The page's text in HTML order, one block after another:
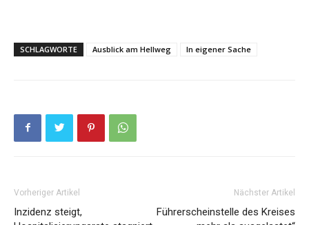
SCHLAGWORTE Ausblick am Hellweg In eigener Sache
Vorheriger Artikel
Inzidenz steigt,
Nächster Artikel
Führerscheinstelle des Kreises